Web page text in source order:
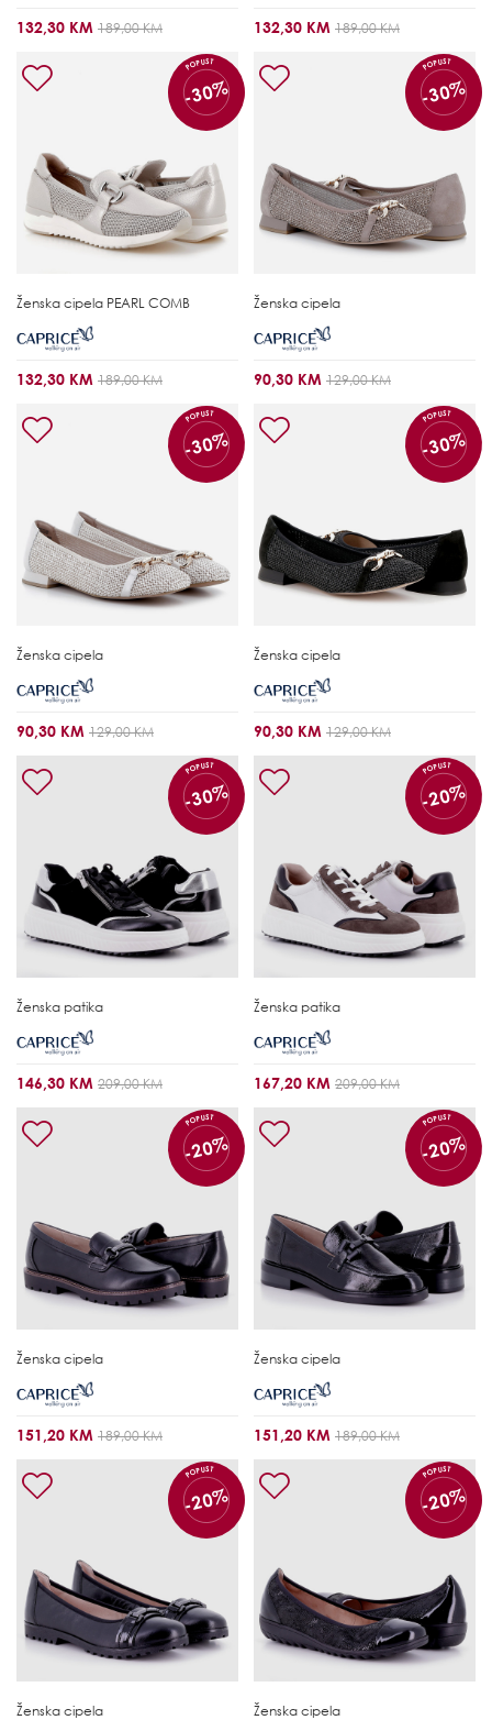
132,30 KM 189,00 KM 132,30 KM 189,00 KM
POPUST
-30%
Ženska cipela PEARL COMB
132,30 KM 189,00 KM
POPUST
-30%
Ženska cipela
90,30 KM 129,00 KM
POPUST
-30%
Ženska cipela
90,30 KM 129,00 KM
POPUST
-30%
Ženska cipela
90,30 KM 129,00 KM
POPUST
-30%
Ženska patika
146,30 KM 209,00 KM
POPUST
-20%
Ženska patika
167,20 KM 209,00 KM
POPUST
-20%
Ženska cipela
151,20 KM 189,00 KM
POPUST
-20%
Ženska cipela
151,20 KM 189,00 KM
POPUST
-20%
Ženska cipela
POPUST
-20%
Ženska cipela